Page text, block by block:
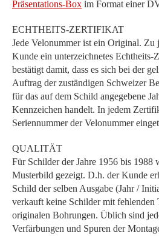
Präsentations-Box im Format einer
ECHTHEITS-ZERTIFIKAT
Jede Velonummer ist ein Original. Zu
Kunde ein unterzeichnetes
bestätigt damit, dass es sich bei der
Auftrag der zuständigen Schweizer
für das auf dem Schild angegebene
Kennzeichen handelt. In jedem
Seriennummer der Velonummer
QUALITÄT
Für Schilder der Jahre 1956 bis 1988
Musterbild gezeigt. D.h. der Kunde
Schild der selben Ausgabe (Jahr /
verkauft keine Schilder mit fehlenden
originalen Bohrungen. Üblich sind
Verfärbungen und Spuren der